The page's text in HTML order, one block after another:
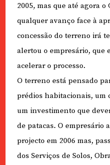
2005, mas que até agora
qualquer avanço face à
concessão do terreno irá
alertou o empresário, que
acelerar o processo.
O terreno está pensado
prédios habitacionais, um
um investimento que
de patacas. O empresário
projecto em 2006 mas,
dos Serviços de Solos,